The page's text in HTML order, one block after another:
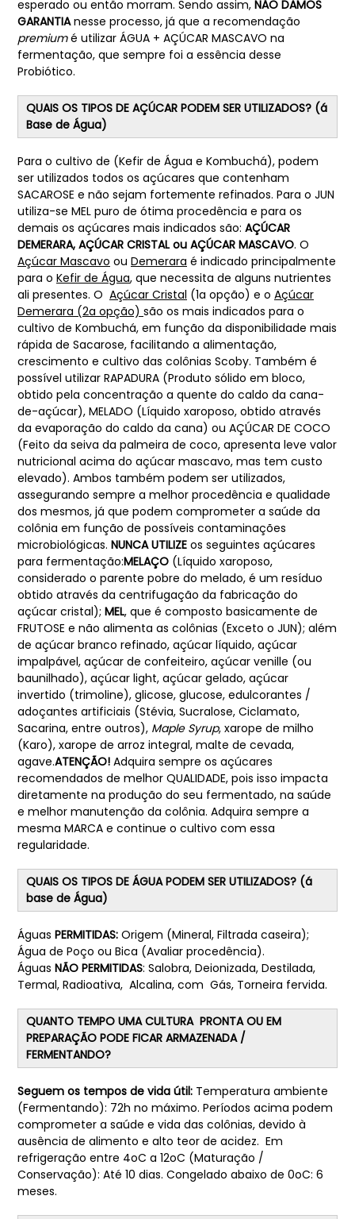
esperado ou então morram. Sendo assim, NÃO DAMOS
GARANTIAnesse processo, já que a recomendação
premiumé utilizar ÁGUA + AÇÚCAR MASCAVO na
fermentação, que sempre foi a essência desse
Probiótico.
QUAIS OS TIPOS DE AÇÚCAR PODEM SER UTILIZADOS? (á
Base de Água)
Para o cultivo de (Kefir de Água e Kombuchá), podem
ser utilizados todos os açúcares que contenham
SACAROSE e não sejam fortemente refinados. Para o JUN
utiliza-se MEL puro de ótima procedência e para os
demais os açúcares mais indicados são: AÇÚCAR
DEMERARA, AÇÚCAR CRISTAL ou AÇÚCAR MASCAVO. O
Açúcar Mascavo ou Demerara é indicado principalmente
para o Kefir de Água, que necessita de alguns nutrientes
ali presentes. O Açúcar Cristal (1a opção) e o Açúcar
Demerara (2a opção) são os mais indicados para o
cultivo de Kombuchá, em função da disponibilidade mais
rápida de Sacarose, facilitando a alimentação,
crescimento e cultivo das colônias Scoby. Também é
possível utilizar RAPADURA (Produto sólido em bloco,
obtido pela concentração a quente do caldo da cana-
de-açúcar), MELADO (Líquido xaroposo, obtido através
da evaporação do caldo da cana) ou AÇÚCAR DE COCO
(Feito da seiva da palmeira de coco, apresenta leve valor
nutricional acima do açúcar mascavo, mas tem custo
elevado). Ambos também podem ser utilizados,
assegurando sempre a melhor procedência e qualidade
dos mesmos, já que podem comprometer a saúde da
colônia em função de possíveis contaminações
microbiológicas. NUNCA UTILIZE os seguintes açúcares
para fermentação:MELAÇO (Líquido xaroposo,
considerado o parente pobre do melado, é um resíduo
obtido através da centrifugação da fabricação do
açúcar cristal); MEL, que é composto basicamente de
FRUTOSE e não alimenta as colônias (Exceto o JUN); além
de açúcar branco refinado, açúcar líquido, açúcar
impalpável, açúcar de confeiteiro, açúcar venille (ou
baunilhado), açúcar light, açúcar gelado, açúcar
invertido (trimoline), glicose, glucose, edulcorantes /
adoçantes artificiais (Stévia, Sucralose, Ciclamato,
Sacarina, entre outros), Maple Syrup, xarope de milho
(Karo), xarope de arroz integral, malte de cevada,
agave.ATENÇÃO! Adquira sempre os açúcares
recomendados de melhor QUALIDADE, pois isso impacta
diretamente na produção do seu fermentado, na saúde
e melhor manutenção da colônia. Adquira sempre a
mesma MARCA e continue o cultivo com essa
regularidade.
QUAIS OS TIPOS DE ÁGUA PODEM SER UTILIZADOS? (á
base de Água)
Águas PERMITIDAS: Origem (Mineral, Filtrada caseira);
Água de Poço ou Bica (Avaliar procedência).
Águas NÃO PERMITIDAS: Salobra, Deionizada, Destilada,
Termal, Radioativa, Alcalina, com Gás, Torneira fervida.
QUANTO TEMPO UMA CULTURA PRONTA OU EM
PREPARAÇÃO PODE FICAR ARMAZENADA /
FERMENTANDO?
Seguem os tempos de vida útil: Temperatura ambiente
(Fermentando): 72h no máximo. Períodos acima podem
comprometer a saúde e vida das colônias, devido à
ausência de alimento e alto teor de acidez. Em
refrigeração entre 4oC a 12oC (Maturação /
Conservação): Até 10 dias. Congelado abaixo de 0oC: 6
meses.